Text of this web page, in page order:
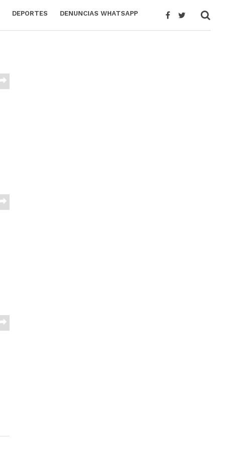
DEPORTES DENUNCIAS WHATSAPP